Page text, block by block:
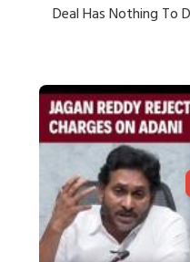
Deal Has Nothing To